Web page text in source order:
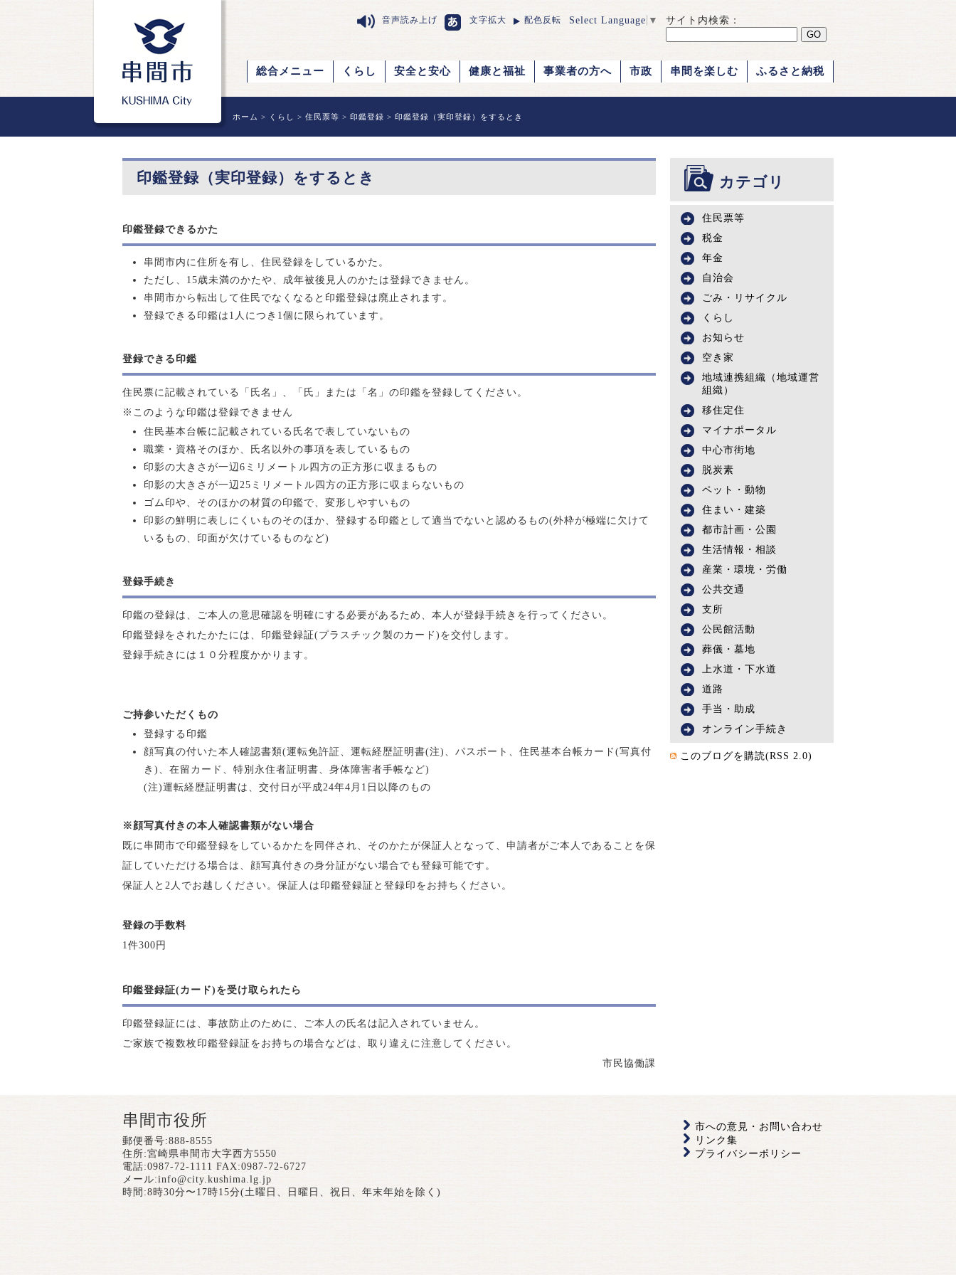
音声読み上げ 文字拡大 配色反転 Select Language ▼ サイト内検索：
総合メニュー くらし 安全と安心 健康と福祉 事業者の方へ 市政 串間を楽しむ ふるさと納税
ホーム > くらし > 住民票等 > 印鑑登録 > 印鑑登録（実印登録）をするとき
印鑑登録（実印登録）をするとき
印鑑登録できるかた
串間市内に住所を有し、住民登録をしているかた。
ただし、15歳未満のかたや、成年被後見人のかたは登録できません。
串間市から転出して住民でなくなると印鑑登録は廃止されます。
登録できる印鑑は1人につき1個に限られています。
登録できる印鑑
住民票に記載されている「氏名」、「氏」または「名」の印鑑を登録してください。
※このような印鑑は登録できません
住民基本台帳に記載されている氏名で表していないもの
職業・資格そのほか、氏名以外の事項を表しているもの
印影の大きさが一辺6ミリメートル四方の正方形に収まるもの
印影の大きさが一辺25ミリメートル四方の正方形に収まらないもの
ゴム印や、そのほかの材質の印鑑で、変形しやすいもの
印影の鮮明に表しにくいものそのほか、登録する印鑑として適当でないと認めるもの(外枠が極端に欠けて
いるもの、印面が欠けているものなど)
登録手続き
印鑑の登録は、ご本人の意思確認を明確にする必要があるため、本人が登録手続きを行ってください。
印鑑登録をされたかたには、印鑑登録証(プラスチック製のカード)を交付します。
登録手続きには１０分程度かかります。
ご持参いただくもの
登録する印鑑
顔写真の付いた本人確認書類(運転免許証、運転経歴証明書(注)、パスポート、住民基本台帳カード(写真付
き)、在留カード、特別永住者証明書、身体障害者手帳など)
(注)運転経歴証明書は、交付日が平成24年4月1日以降のもの
※顔写真付きの本人確認書類がない場合
既に串間市で印鑑登録をしているかたを同伴され、そのかたが保証人となって、申請者がご本人であることを保
証していただける場合は、顔写真付きの身分証がない場合でも登録可能です。
保証人と2人でお越しください。保証人は印鑑登録証と登録印をお持ちください。
登録の手数料
1件300円
印鑑登録証(カード)を受け取られたら
印鑑登録証には、事故防止のために、ご本人の氏名は記入されていません。
ご家族で複数枚印鑑登録証をお持ちの場合などは、取り違えに注意してください。
市民協働課
カテゴリ
住民票等
税金
年金
自治会
ごみ・リサイクル
くらし
お知らせ
空き家
地域連携組織（地域運営
組織）
移住定住
マイナポータル
中心市街地
脱炭素
ペット・動物
住まい・建築
都市計画・公園
生活情報・相談
産業・環境・労働
公共交通
支所
公民館活動
葬儀・墓地
上水道・下水道
道路
手当・助成
オンライン手続き
このブログを購読(RSS 2.0)
串間市役所
郵便番号:888-8555
住所:宮崎県串間市大字西方5550
電話:0987-72-1111 FAX:0987-72-6727
メール:info@city.kushima.lg.jp
時間:8時30分〜17時15分(土曜日、日曜日、祝日、年末年始を除く)
市への意見・お問い合わせ
リンク集
プライバシーポリシー